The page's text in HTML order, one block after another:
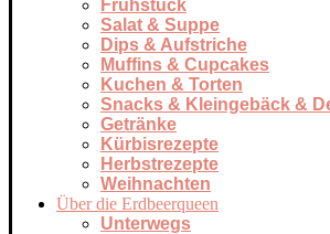
Frühstück
Salat & Suppe
Dips & Aufstriche
Muffins & Cupcakes
Kuchen & Torten
Snacks & Kleingebäck &
Getränke
Kürbisrezepte
Herbstrezepte
Weihnachten
Über die Erdbeerqueen
Unterwegs